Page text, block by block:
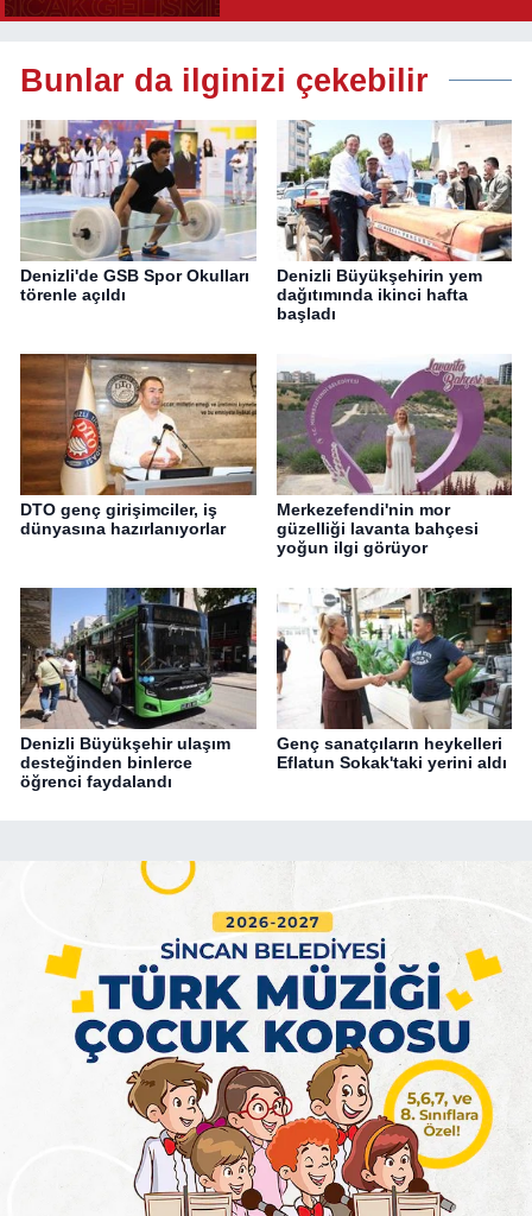
Bunlar da ilginizi çekebilir
Denizli'de GSB Spor Okulları
törenle açıldı
Denizli Büyükşehirin yem
dağıtımında ikinci hafta
başladı
DTO genç girişimciler, iş
dünyasına hazırlanıyorlar
Merkezefendi'nin mor
güzelliği lavanta bahçesi
yoğun ilgi görüyor
Denizli Büyükşehir ulaşım
desteğinden binlerce
öğrenci faydalandı
Genç sanatçıların heykelleri
Eflatun Sokak'taki yerini aldı